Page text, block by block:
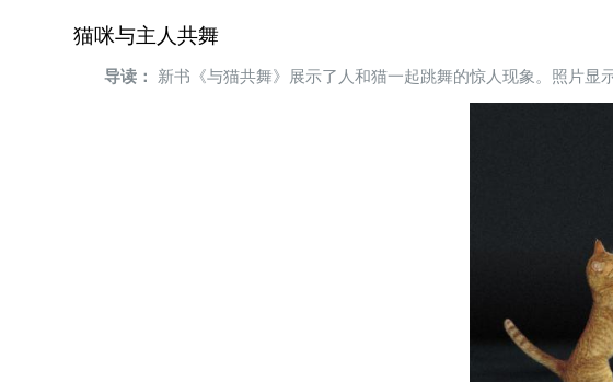
猫咪与主人共舞
导读： 新书《与猫共舞》展示了人和猫一起跳舞的惊人现象。照片显